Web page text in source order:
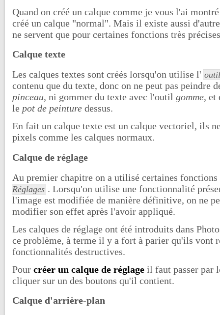
Quand on créé un calque comme je vous l'ai
créé un calque "normal". Mais il existe aussi
ne servent que pour certaines fonctions très
Calque texte
Les calques textes sont créés lorsqu'on utilise l'
contenu que du texte, donc on ne peut pas peindre
pinceau, ni gommer du texte avec l'outil gomme, et
le pot de peinture dessus.
En fait un calque texte est un calque vectoriel, ils
pixels comme les calques normaux.
Calque de réglage
Au premier chapitre on a utilisé certaines
Réglages . Lorsqu'on utilise une fonctionnalité
l'image est modifiée de manière définitive, on ne
modifier son effet après l'avoir appliqué.
Les calques de réglage ont été introduits dans
ce problème, à terme il y a fort à parier qu'ils vont
fonctionnalités destructives.
Pour créer un calque de réglage il faut passer par
cliquer sur un des boutons qu'il contient.
Calque d'arrière-plan